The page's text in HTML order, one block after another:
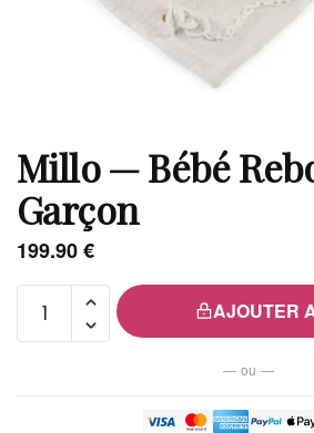
Millo — Bébé
Garçon
199.90€
de Millo
AJOUTER
— ou —